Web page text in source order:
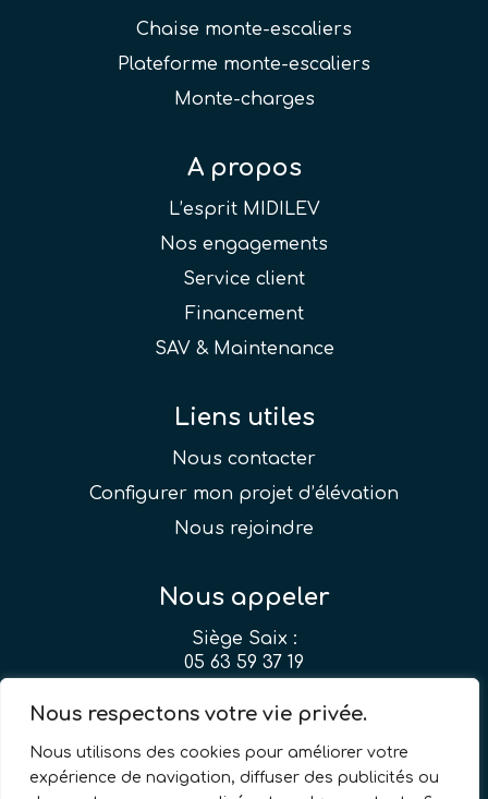
Nous respectons votre vie privée.
Nous utilisons des cookies pour améliorer votre
expérience de navigation, diffuser des publicités ou
Chaise monte-escaliers
Plateforme monte-escaliers
Monte-charges
A propos
L’esprit MIDILEV
Nos engagements
Service client
Financement
SAV & Maintenance
Liens utiles
Nous contacter
Configurer mon projet d’élévation
Nous rejoindre
Nous appeler
Siège Saix :
05 63 59 37 19
04 99 51 24 33